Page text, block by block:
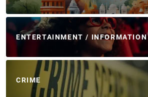
ENTERTAINMENT / INFORMATION
CRIME